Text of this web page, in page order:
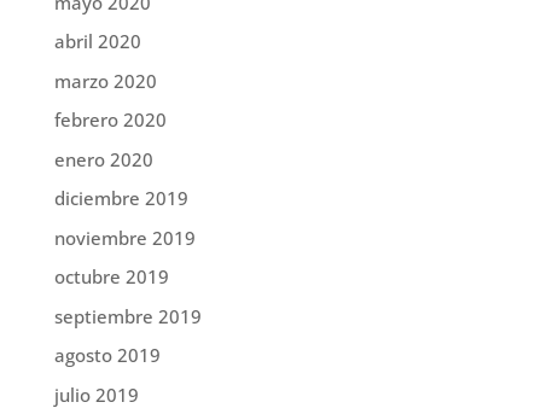
abril 2020
marzo 2020
febrero 2020
enero 2020
diciembre 2019
noviembre 2019
octubre 2019
septiembre 2019
agosto 2019
julio 2019